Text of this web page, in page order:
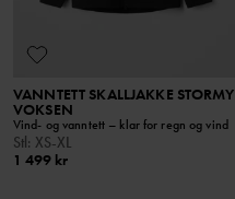
VANNTETT SKALLJAKKE STORMY
VOKSEN
Vind- og vanntett – klar for regn og vind
Stl: XS-XL
1 499 kr